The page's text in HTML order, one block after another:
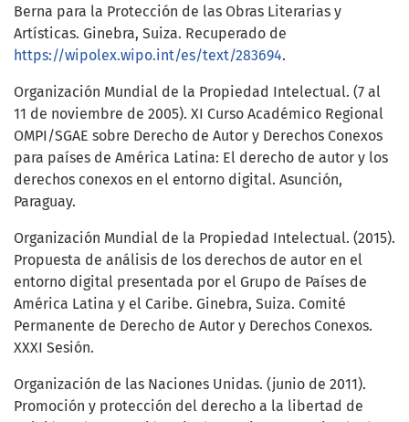
Berna para la Protección de las Obras Literarias y
Artísticas. Ginebra, Suiza. Recuperado de
https://wipolex.wipo.int/es/text/283694.
Organización Mundial de la Propiedad Intelectual. (7 al
11 de noviembre de 2005). XI Curso Académico Regional
OMPI/SGAE sobre Derecho de Autor y Derechos Conexos
para países de América Latina: El derecho de autor y los
derechos conexos en el entorno digital. Asunción,
Paraguay.
Organización Mundial de la Propiedad Intelectual. (2015).
Propuesta de análisis de los derechos de autor en el
entorno digital presentada por el Grupo de Países de
América Latina y el Caribe. Ginebra, Suiza. Comité
Permanente de Derecho de Autor y Derechos Conexos.
XXXI Sesión.
Organización de las Naciones Unidas. (junio de 2011).
Promoción y protección del derecho a la libertad de